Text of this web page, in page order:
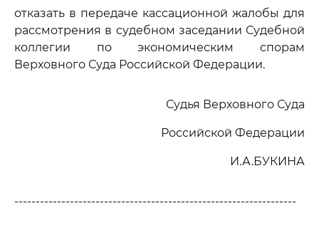
отказать в передаче кассационной жалобы для
рассмотрения в судебном заседании Судебной
коллегии по экономическим спорам
Верховного Суда Российской Федерации.
Судья Верховного Суда
Российской Федерации
И.А.БУКИНА
------------------------------------------------------------------